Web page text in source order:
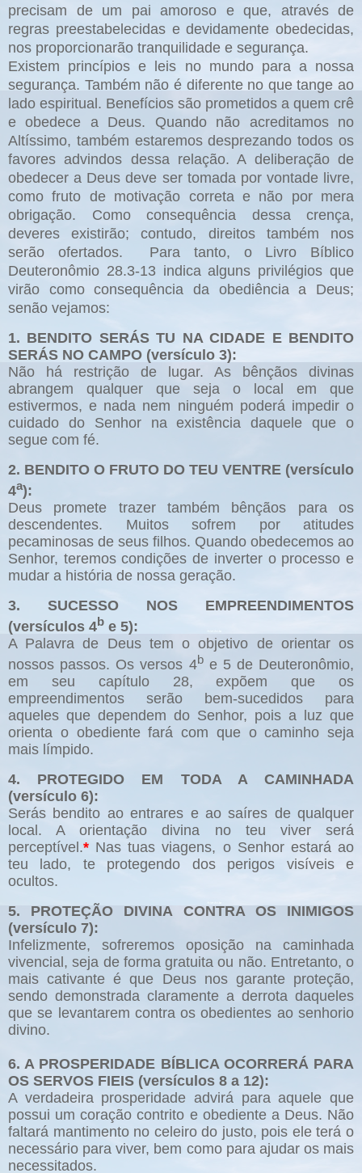
precisam de um pai amoroso e que, através de
regras preestabelecidas e devidamente obedecidas,
nos proporcionarão tranquilidade e segurança.
Existem princípios e leis no mundo para a nossa
segurança. Também não é diferente no que tange ao
lado espiritual. Benefícios são prometidos a quem crê
e obedece a Deus. Quando não acreditamos no
Altíssimo, também estaremos desprezando todos os
favores advindos dessa relação. A deliberação de
obedecer a Deus deve ser tomada por vontade livre,
como fruto de motivação correta e não por mera
obrigação. Como consequência dessa crença,
deveres existirão; contudo, direitos também nos
serão ofertados. Para tanto, o Livro Bíblico
Deuteronômio 28.3-13 indica alguns privilégios que
virão como consequência da obediência a Deus;
senão vejamos:
1. BENDITO SERÁS TU NA CIDADE E BENDITO
SERÁS NO CAMPO (versículo 3):
Não há restrição de lugar. As bênçãos divinas
abrangem qualquer que seja o local em que
estivermos, e nada nem ninguém poderá impedir o
cuidado do Senhor na existência daquele que o
segue com fé.
2. BENDITO O FRUTO DO TEU VENTRE (versículo
4a):
Deus promete trazer também bênçãos para os
descendentes. Muitos sofrem por atitudes
pecaminosas de seus filhos. Quando obedecemos ao
Senhor, teremos condições de inverter o processo e
mudar a história de nossa geração.
3. SUCESSO NOS EMPREENDIMENTOS
(versículos 4b e 5):
A Palavra de Deus tem o objetivo de orientar os
nossos passos. Os versos 4be 5 de Deuteronômio,
em seu capítulo 28, expõem que os
empreendimentos serão bem-sucedidos para
aqueles que dependem do Senhor, pois a luz que
orienta o obediente fará com que o caminho seja
mais límpido.
4. PROTEGIDO EM TODA A CAMINHADA
(versículo 6):
Serás bendito ao entrares e ao saíres de qualquer
local. A orientação divina no teu viver será
perceptível.* Nas tuas viagens, o Senhor estará ao
teu lado, te protegendo dos perigos visíveis e
ocultos.
5. PROTEÇÃO DIVINA CONTRA OS INIMIGOS
(versículo 7):
Infelizmente, sofreremos oposição na caminhada
vivencial, seja de forma gratuita ou não. Entretanto, o
mais cativante é que Deus nos garante proteção,
sendo demonstrada claramente a derrota daqueles
que se levantarem contra os obedientes ao senhorio
divino.
6. A PROSPERIDADE BÍBLICA OCORRERÁ PARA
OS SERVOS FIEIS (versículos 8 a 12):
A verdadeira prosperidade advirá para aquele que
possui um coração contrito e obediente a Deus. Não
faltará mantimento no celeiro do justo, pois ele terá o
necessário para viver, bem como para ajudar os mais
necessitados.